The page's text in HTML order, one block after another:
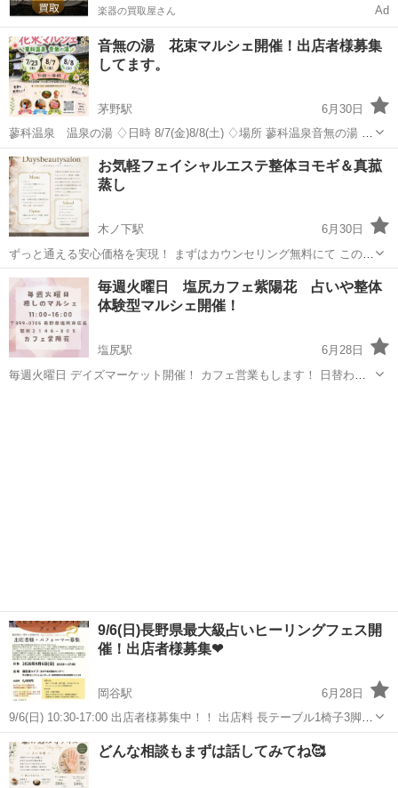
楽器の買取屋さん Ad
音無の湯 花束マルシェ開催！出店者様募集
してます。
茅野駅
6月30日
蓼科温泉 温泉の湯 ♢日時 8/7(金)8/8(土) ♢場所 蓼科温泉音無の湯 〒
391-0301 長野県茅野市北山２９７７−１ 佐藤宏信サックスライブ開
催！ 花束マルシェ開催します。 8/7㈮ 天然石...
長野 茅野市 茅野駅 ワークショップ マルシェ
お気軽フェイシャルエステ整体ヨモギ＆真菰
蒸し
木ノ下駅
6月30日
ずっと通える安心価格を実現！ まずはカウンセリング無料にて この機
会に是非お試しください😊 一度ためしたら病みつきになる至福のひと
ときをお届けします😊✨ 男性🉑 アロマトリートメント足 30
分 2500円...
長野 上伊那郡 木ノ下駅 ワークショップ カービング
毎週火曜日 塩尻カフェ紫陽花 占いや整体
体験型マルシェ開催！
塩尻駅
6月28日
毎週火曜日 デイズマーケット開催！ カフェ営業もします！ 日替わり
9/6(日)長野県最大級占いヒーリングフェス開
催！出店者様募集❤
岡谷駅
6月28日
9/6(日) 10:30-17:00 出店者様募集中！！ 出店料 長テーブル1椅子3脚
お茶お菓子付き 5000円 世界平和を願って 龍神が活躍すれば 世界の平
和が訪れる 諏訪湖 県下初大型占いヒーリングフェス スピ...
長野 岡谷市 岡谷駅 ワークショップ 龍神
どんな相談もまずは話してみてね🥰